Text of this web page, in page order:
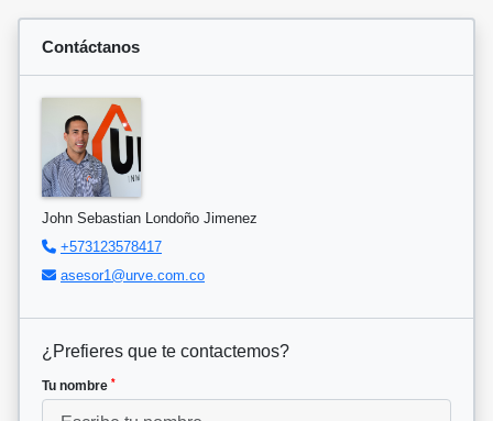
Contáctanos
John Sebastian Londoño Jimenez
+573123578417
asesor1@urve.com.co
¿Prefieres que te contactemos?
Tu nombre *